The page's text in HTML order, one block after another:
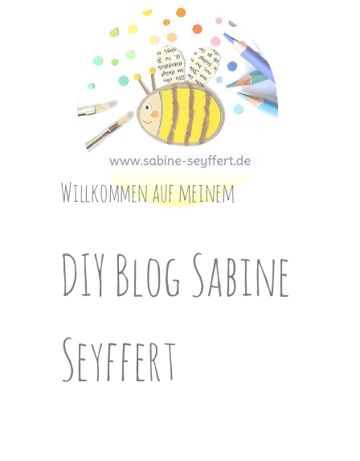
Willkommen auf meinem
DIY Blog Sabine
Seyffert